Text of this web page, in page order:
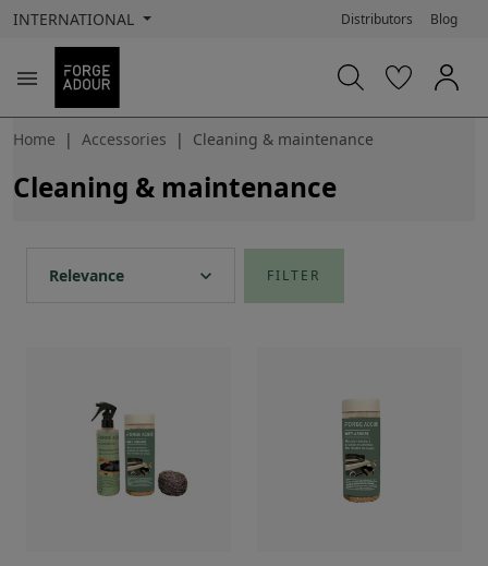
INTERNATIONAL Distributors Blog

Home Accessories Cleaning & maintenance
Cleaning & maintenance
Relevance expand_more FILTER